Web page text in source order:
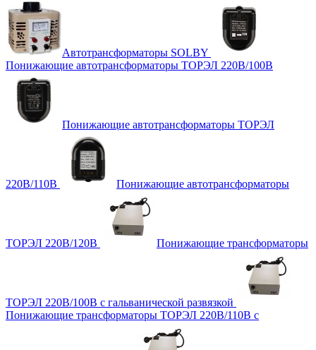
Автотрансформаторы SOLBY
Понижающие автотрансформаторы ТОРЭЛ 220В/100В
Понижающие автотрансформаторы ТОРЭЛ
220В/110В Понижающие автотрансформаторы
ТОРЭЛ 220В/120В Понижающие трансформаторы
ТОРЭЛ 220В/100В с гальванической развязкой
Понижающие трансформаторы ТОРЭЛ 220В/110В с